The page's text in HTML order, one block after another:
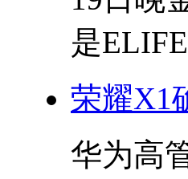
是
荣耀X1
华为高